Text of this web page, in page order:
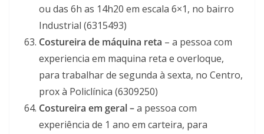
ou das 6h as 14h20 em escala 6×1, no bairro
Industrial (6315493)
Costureira de máquina reta – a pessoa com
experiencia em maquina reta e overloque,
para trabalhar de segunda à sexta, no Centro,
prox à Policlínica (6309250)
Costureira em geral –a pessoa com
experiência de 1 ano em carteira, para